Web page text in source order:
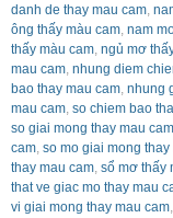
danh de thay mau cam,
ông thấy màu cam, nam
thấy màu cam, ngủ mơ
mau cam, nhung diem
bao thay mau cam, nhung
mau cam, so chiem bao
so giai mong thay mau cam
cam, so mo giai mong thay
thay mau cam, sổ mơ thấy
that ve giac mo thay mau
vi giai mong thay mau cam,